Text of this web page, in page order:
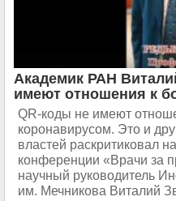
Академик РАН
имеют отношения к
QR-коды не имеют
коронавирусом. Это и
властей раскритиковал
конференции «Врачи за
научный руководитель
им. Мечникова Виталий